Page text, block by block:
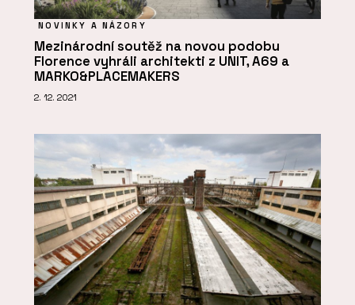
NOVINKY A NÁZORY
Mezinárodní soutěž na novou podobu
Florence vyhráli architekti z UNIT, A69 a
MARKO&PLACEMAKERS
2. 12. 2021